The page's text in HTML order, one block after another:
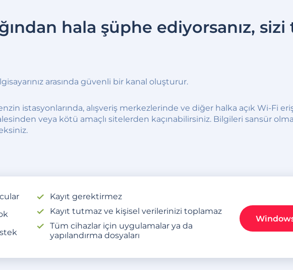
hala şüphe ediyorsanız,
arasında güvenli bir kanal oluşturur.
istasyonlarında, alışveriş merkezlerinde ve diğer halka açık Wi-Fi
veya kötü amaçlı sitelerden kaçınabilirsiniz. Bilgileri sansür
Kayıt gerektirmez
Kayıt tutmaz ve kişisel verilerinizi toplamaz
Tüm cihazlar için uygulamalar ya da
yapılandırma dosyaları